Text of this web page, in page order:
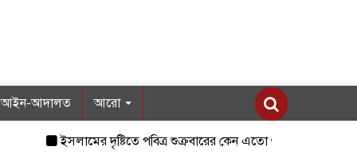
আইন-আদালত আরো
ইসলামের দৃষ্টিতে পবিত্র শুক্রবারের কেন এতো গুরুত্ব দেওয়া হয়েছে